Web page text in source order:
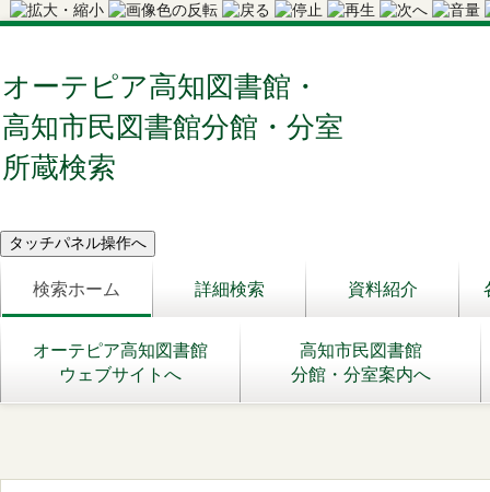
オーテピア高知図書館・
高知市民図書館分館・分室
所蔵検索
検索ホーム 詳細検索 資料紹介
オーテピア高知図書館
ウェブサイトへ
高知市民図書館
分館・分室案内へ